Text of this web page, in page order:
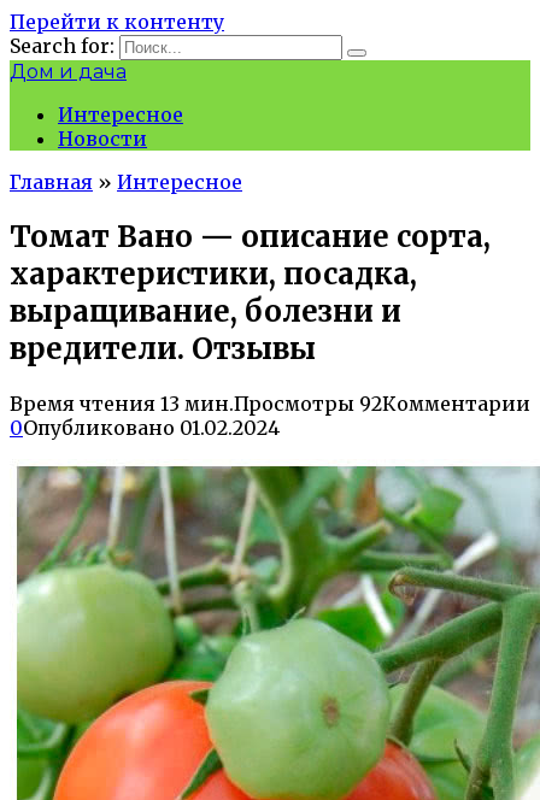
Перейти к контенту
Search for:
Дом и дача
Интересное
Новости
Главная » Интересное
Томат Вано — описание сорта,
характеристики, посадка,
выращивание, болезни и
вредители. Отзывы
Время чтения 13 мин.Просмотры 92Комментарии
0Опубликовано 01.02.2024